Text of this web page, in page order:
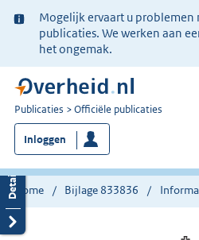
Ter
informatie:
Mogelijk ervaart u problemen
publicaties. We werken aan
het ongemak.
U
bent
nu
hier:
Publicaties Officiële publicaties
Inloggen
Home Bijlage 833836